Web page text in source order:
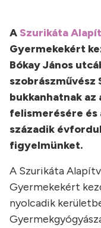
A Szurikáta
Gyermekekért
Bókay János
szobrászművész
bukkanhatnak
felismerésére
századik
figyelmünket.
A Szurikáta
Gyermekekért
nyolcadik